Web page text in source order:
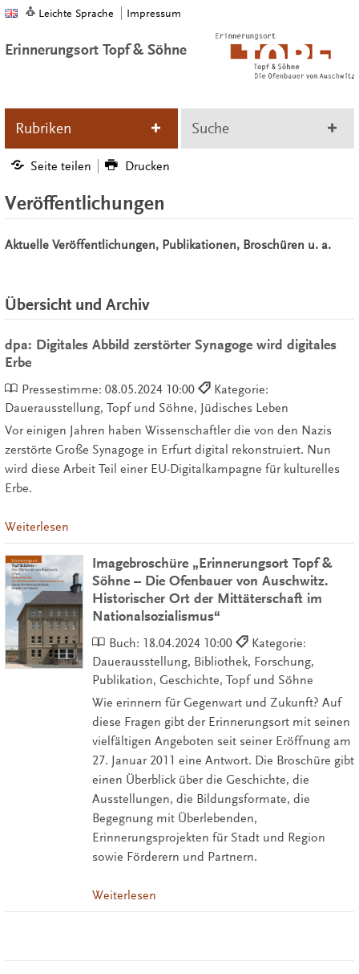
Leichte Sprache Impressum
Erinnerungsort Topf & Söhne
Rubriken Suche
Seite teilen Drucken
Veröffentlichungen
Aktuelle Veröffentlichungen, Publikationen, Broschüren u. a.
Übersicht und Archiv
dpa: Digitales Abbild zerstörter Synagoge wird digitales
Erbe
Pressestimme: 08.05.2024 10:00
Kategorie:
Dauerausstellung, Topf und Söhne, Jüdisches Leben
Vor einigen Jahren haben Wissenschaftler die von den Nazis
zerstörte Große Synagoge in Erfurt digital rekonstruiert. Nun
wird diese Arbeit Teil einer EU-Digitalkampagne für kulturelles
Erbe.
Weiterlesen
Imagebroschüre „Erinnerungsort Topf &
Söhne – Die Ofenbauer von Auschwitz.
Historischer Ort der Mittäterschaft im
Nationalsozialismus“
Buch: 18.04.2024 10:00
Kategorie:
Dauerausstellung, Bibliothek, Forschung,
Publikation, Geschichte, Topf und Söhne
Wie erinnern für Gegenwart und Zukunft? Auf
diese Fragen gibt der Erinnerungsort mit seinen
vielfältigen Angeboten seit seiner Eröffnung am
27. Januar 2011 eine Antwort. Die Broschüre gibt
einen Überblick über die Geschichte, die
Ausstellungen, die Bildungsformate, die
Begegnung mit Überlebenden,
Erinnerungsprojekten für Stadt und Region
sowie Förderern und Partnern.
Weiterlesen